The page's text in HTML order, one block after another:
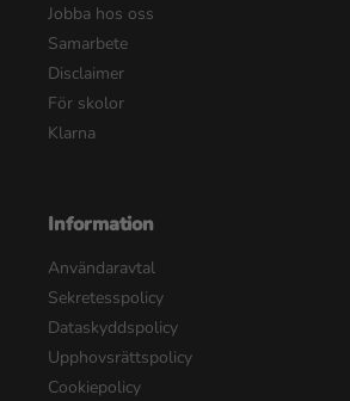
Jobba hos oss
Samarbete
Disclaimer
För skolor
Klarna
Information
Användaravtal
Sekretesspolicy
Dataskyddspolicy
Upphovsrättspolicy
Cookiepolicy